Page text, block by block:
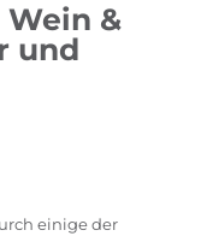
&
und
einige der